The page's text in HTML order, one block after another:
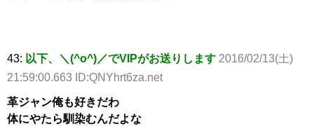
43: 以下、＼(^o^)／でVIPがお送りします 2016/02/13(土)
21:59:00.663 ID:QNYhrt6za.net
革ジャン俺も好きだわ
体にやたら馴染むんだよな